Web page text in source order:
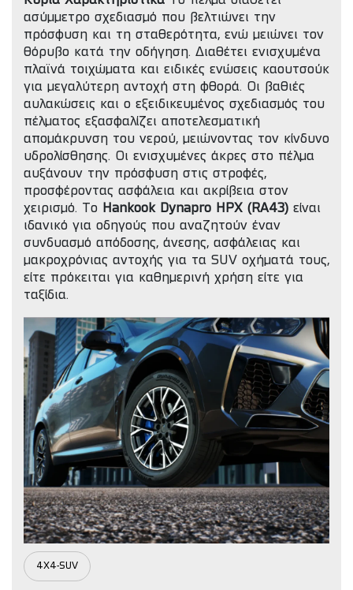
ασύμμετρο σχεδιασμό που βελτιώνει την
πρόσφυση και τη σταθερότητα, ενώ μειώνει τον
θόρυβο κατά την οδήγηση. Διαθέτει ενισχυμένα
πλαϊνά τοιχώματα και ειδικές ενώσεις καουτσούκ
για μεγαλύτερη αντοχή στη φθορά. Οι βαθιές
αυλακώσεις και ο εξειδικευμένος σχεδιασμός του
πέλματος εξασφαλίζει αποτελεσματική
απομάκρυνση του νερού, μειώνοντας τον κίνδυνο
υδρολίσθησης. Οι ενισχυμένες άκρες στο πέλμα
αυξάνουν την πρόσφυση στις στροφές,
προσφέροντας ασφάλεια και ακρίβεια στον
χειρισμό. Το
Hankook Dynapro HPX (RA43) είναι
ιδανικό για οδηγούς που αναζητούν έναν
συνδυασμό απόδοσης, άνεσης, ασφάλειας και
μακροχρόνιας αντοχής για τα SUV οχήματά τους,
είτε πρόκειται για καθημερινή χρήση είτε για
ταξίδια.
4X4-SUV